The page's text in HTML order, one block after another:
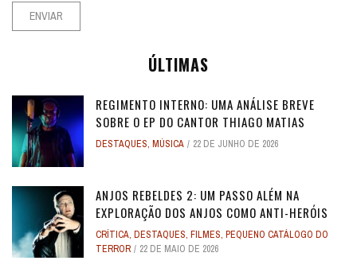
ÚLTIMAS
REGIMENTO INTERNO: UMA ANÁLISE BREVE
SOBRE O EP DO CANTOR THIAGO MATIAS
DESTAQUES, MÚSICA 22 DE JUNHO DE 2026
ANJOS REBELDES 2: UM PASSO ALÉM NA
EXPLORAÇÃO DOS ANJOS COMO ANTI-HERÓIS
CRÍTICA, DESTAQUES, FILMES, PEQUENO CATÁLOGO DO
TERROR
22 DE MAIO DE 2026